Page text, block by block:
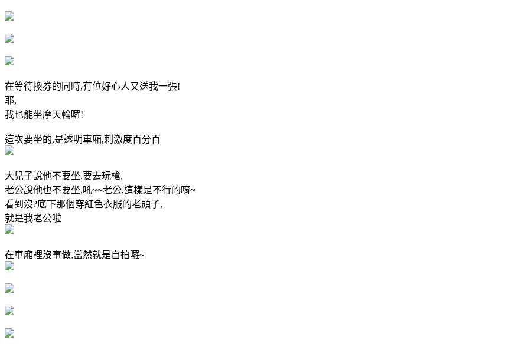
在等待換券的同時,有位好心人又送我一張!
耶,
我也能坐摩天輪囉!
這次要坐的,是透明車廂,刺激度百分百
大兒子說他不要坐,要去玩槍,
老公說他也不要坐,吼~~老公,這樣是不行的唷~
看到沒?底下那個穿紅色衣服的老頭子,
就是我老公啦
在車廂裡沒事做,當然就是自拍囉~